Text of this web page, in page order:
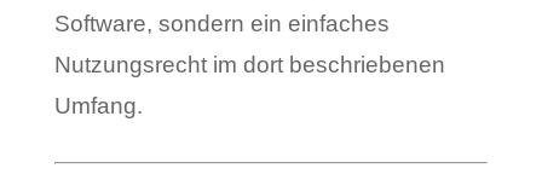
Software, sondern ein einfaches
Nutzungsrecht im dort beschriebenen
Umfang.